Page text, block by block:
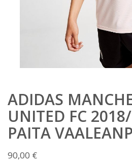
ADIDAS
UNITED FC
PAITA
90,00 €